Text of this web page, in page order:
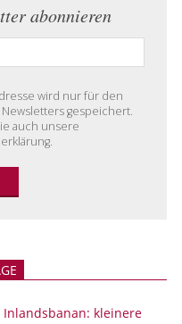
abonnieren
wird nur für den
gespeichert.
auch unsere
kleinere